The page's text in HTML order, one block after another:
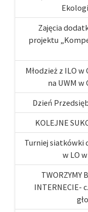
Zajęcia
projektu
Młodzież z ILO
na UWM
Dzień
KOLEJNE
Turniej siatkówki
w LO
TWORZYMY
INTERNECIE-